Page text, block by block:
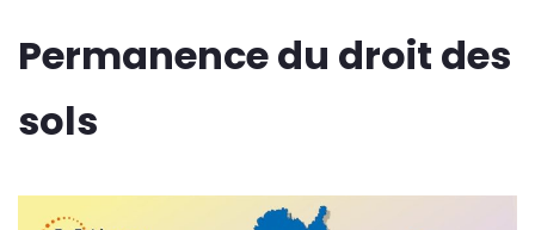
Permanence du droit des
sols